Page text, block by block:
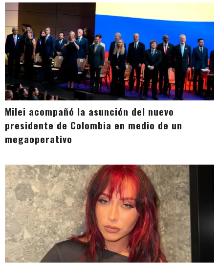
Milei acompañó la asunción del nuevo
presidente de Colombia en medio de un
megaoperativo